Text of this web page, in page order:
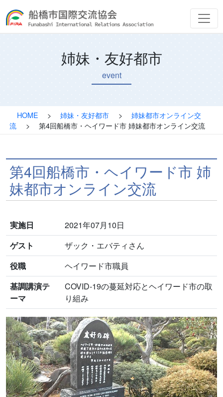
姉妹・友好都市
event
HOME > 姉妹・友好都市 >
姉妹都市オンライン交
流
> 第4回船橋市・ヘイワード市 姉妹都市オンライン交流
第4回船橋市・ヘイワード市 姉
妹都市オンライン交流
実施日
2021年07月10日
ゲスト
ザック・エバティさん
役職
ヘイワード市職員
基調講演テ
ーマ
COVID-19の蔓延対応とヘイワード市の取
り組み